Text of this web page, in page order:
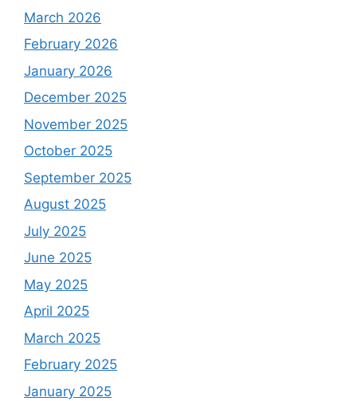
March 2026
February 2026
January 2026
December 2025
November 2025
October 2025
September 2025
August 2025
July 2025
June 2025
May 2025
April 2025
March 2025
February 2025
January 2025